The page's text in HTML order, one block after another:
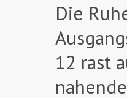
Die
12 rast